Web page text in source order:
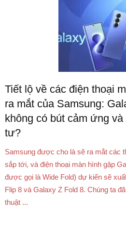
Tiết lộ về các điện thoại
ra mắt của Samsung:
không có bút cảm ứng
tư?
Samsung được cho là sẽ ra mắt các
sắp tới, và điện thoại màn hình gập
được gọi là Wide Fold) dự kiến sẽ
Flip 8 và Galaxy Z Fold 8. Chúng ta
thuật ...